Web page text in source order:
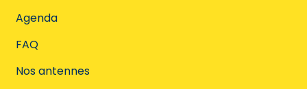
Agenda
FAQ
Nos antennes